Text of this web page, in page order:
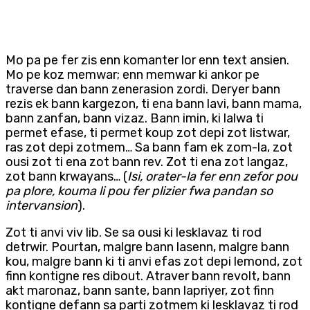
Mo pa pe fer zis enn komanter lor enn text ansien.
Mo pe koz memwar; enn memwar ki ankor pe
traverse dan bann zenerasion zordi. Deryer bann
rezis ek bann kargezon, ti ena bann lavi, bann mama,
bann zanfan, bann vizaz. Bann imin, ki lalwa ti
permet efase, ti permet koup zot depi zot listwar,
ras zot depi zotmem… Sa bann fam ek zom-la, zot
ousi zot ti ena zot bann rev. Zot ti ena zot langaz,
zot bann krwayans… (Isi, orater-la fer enn zefor pou
pa plore, kouma li pou fer plizier fwa pandan so
intervansion).
Zot ti anvi viv lib. Se sa ousi ki lesklavaz ti rod
detrwir. Pourtan, malgre bann lasenn, malgre bann
kou, malgre bann ki ti anvi efas zot depi lemond, zot
finn kontigne res dibout. Atraver bann revolt, bann
akt maronaz, bann sante, bann lapriyer, zot finn
kontigne defann sa parti zotmem ki lesklavaz ti rod